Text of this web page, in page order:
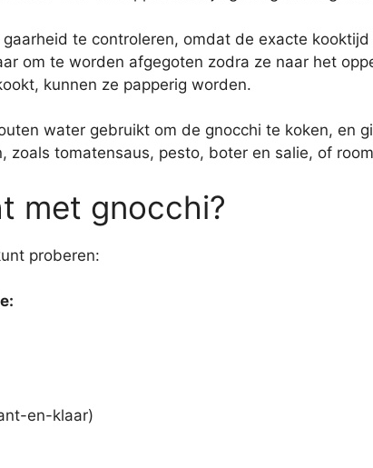
te controleren, omdat de exacte
om te worden afgegoten zodra ze naar het
kunnen ze papperig worden.
water gebruikt om de gnocchi te koken, en
tomatensaus, pesto, boter en salie, of
met gnocchi?
proberen:
en-klaar)